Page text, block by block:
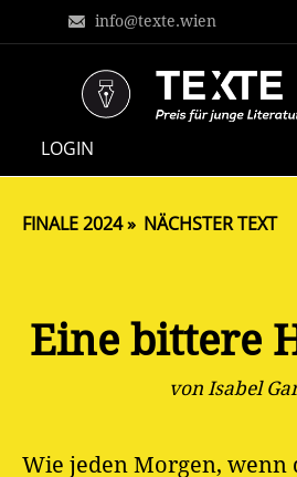
info@texte.wien
LOGIN
Eine bittere
von Isabel
Wie jeden Morgen, wenn
FINALE 2024 NÄCHSTER TEXT